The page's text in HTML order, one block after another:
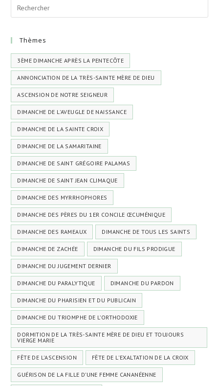
Thèmes
3ÈME DIMANCHE APRÈS LA PENTECÔTE
ANNONCIATION DE LA TRÈS-SAINTE MÈRE DE DIEU
ASCENSION DE NOTRE SEIGNEUR
DIMANCHE DE L'AVEUGLE DE NAISSANCE
DIMANCHE DE LA SAINTE CROIX
DIMANCHE DE LA SAMARITAINE
DIMANCHE DE SAINT GRÉGOIRE PALAMAS
DIMANCHE DE SAINT JEAN CLIMAQUE
DIMANCHE DES MYRRHOPHORES
DIMANCHE DES PÈRES DU 1ER CONCILE ŒCUMÉNIQUE
DIMANCHE DES RAMEAUX DIMANCHE DE TOUS LES SAINTS
DIMANCHE DE ZACHÉE DIMANCHE DU FILS PRODIGUE
DIMANCHE DU JUGEMENT DERNIER
DIMANCHE DU PARALYTIQUE DIMANCHE DU PARDON
DIMANCHE DU PHARISIEN ET DU PUBLICAIN
DIMANCHE DU TRIOMPHE DE L’ORTHODOXIE
DORMITION DE LA TRÈS-SAINTE MÈRE DE DIEU ET TOUJOURS
VIERGE MARIE
FÊTE DE L'ASCENSION FÊTE DE L'EXALTATION DE LA CROIX
GUÉRISON DE LA FILLE D’UNE FEMME CANANÉENNE